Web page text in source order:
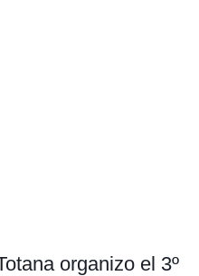
organizo el 3º